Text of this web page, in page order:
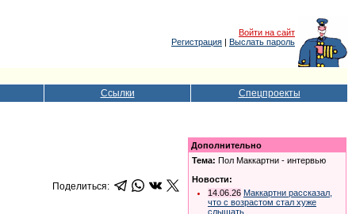
Войти на сайт
Регистрация | Выслать пароль
Ссылки Спецпроекты
Поделиться:
Дополнительно
Тема: Пол Маккартни - интервью
Новости:
14.06.26 Маккартни рассказал,
что с возрастом стал хуже
слышать